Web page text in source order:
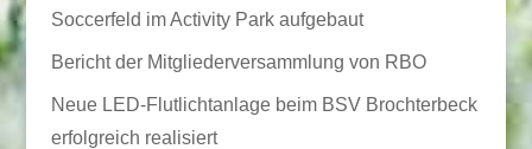
Soccerfeld im Activity Park aufgebaut
Bericht der Mitgliederversammlung von RBO
Neue LED-Flutlichtanlage beim BSV Brochterbeck
erfolgreich realisiert